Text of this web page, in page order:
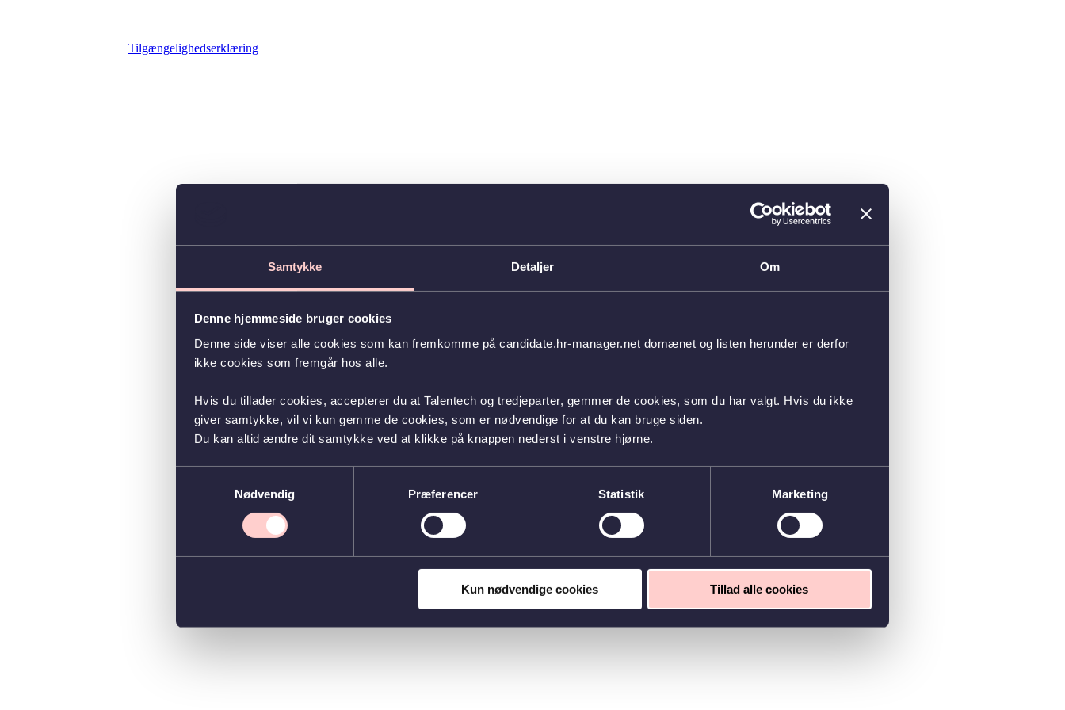
Samtykke Detaljer Om
Denne hjemmeside bruger cookies
Denne side viser alle cookies som kan fremkomme på candidate.hr-manager.net domænet og listen herunder er derfor
ikke cookies som fremgår hos alle.
Hvis du tillader cookies, accepterer du at Talentech og tredjeparter, gemmer de cookies, som du har valgt. Hvis du ikke
giver samtykke, vil vi kun gemme de cookies, som er nødvendige for at du kan bruge siden.
Du kan altid ændre dit samtykke ved at klikke på knappen nederst i venstre hjørne.
Nødvendig
Præferencer Statistik Marketing
Kun nødvendige cookies Tillad alle cookies
Tilgængelighedserklæring